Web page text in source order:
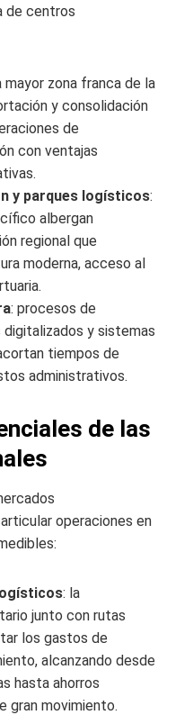
de centros
mayor zona franca de la
y consolidación
de
con ventajas
y parques logísticos:
albergan
regional que
moderna, acceso al
: procesos de
y sistemas
tiempos de
administrativos.
de las
operaciones en
: la
junto con rutas
los gastos de
alcanzando desde
hasta ahorros
gran movimiento.